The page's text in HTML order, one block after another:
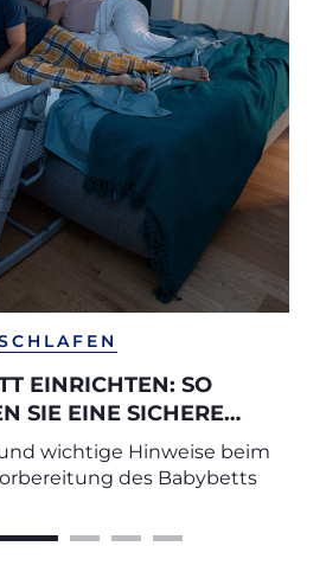
EINRICHTEN: SO
SIE EINE SICHERE
wichtige Hinweise beim
des Babybetts